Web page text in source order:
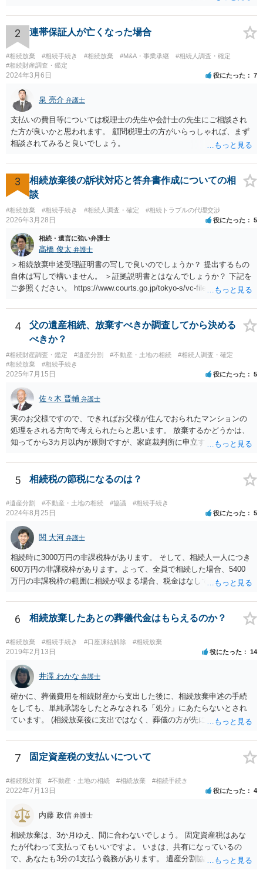
2 連帯保証人が亡くなった場合
#相続放棄 #相続手続き #相続放棄 #M&A・事業承継
#相続人調査・確定
#相続財産調査・鑑定
2024年3月6日 役にたった 7
泉 亮介 弁護士
支払いの費目等については税理士の先生や会計士の先生にご相談され
た方が良いかと思われます。 顧問税理士の方がいらっしゃれば、まず
相談されてみると良いでしょう。
3
相続放棄後の訴状対応と答弁書作成についての相
談
#相続放棄 #相続手続き #相続人調査・確定 #相続トラブルの代理交渉
2026年3月28日 役にたった 5
相続・遺言に強い弁護士
髙橋 俊太 弁護士
＞相続放棄申述受理証明書の写しで良いのでしょうか？ 提出するもの
自体は写しで構いません。 ＞証拠説明書とはなんでしょうか？ 下記を
ご参照ください。 https://www.courts.go.jp/tokyo-s/vc-files/tokyo-s/file/
4
父の遺産相続、放棄すべきか調査してから決める
べきか？
#相続財産調査・鑑定 #遺産分割 #不動産・土地の相続
#相続人調査・確定
#相続放棄
#相続手続き
2025年7月15日 役にたった 5
佐々木 晋輔 弁護士
実のお父様ですので、できればお父様が住んでおられたマンションの
処理をされる方向で考えられたらと思います。 放棄するかどうかは、
知ってから3カ月以内が原則ですが、家庭裁判所に申立すれば3カ月の
放棄するかどうか決めることができます。 銀行やサラ金が数年も放置
することはありませんので、数年後に借金が発見される可能性はほぼ
ありません。 なお、私が扱った相続放棄を検討していた案件で、期間
伸長して調査したところ、サラ金に対する過払金など相当な財産が見
つかったため相続したという事例がありました。
5 相続税の節税になるのは？
#遺産分割 #不動産・土地の相続 #協議 #相続手続き
2024年8月25日 役にたった 5
関 大河 弁護士
相続時に3000万円の非課税枠があります。 そして、相続人一人につき
600万円の非課税枠があります。よって、全員で相続した場合、5400
万円の非課税枠の範囲に相続が収まる場合、税金はなしです。 一人が
範囲となります。 一般的には、全員で相続する方が税金はお得です。
また、全員で相続しても、話し合いの結果、親がすべて相続と決める
こともできます。この場合でも相続の非課税枠は、全員で相続した540
0万円分使えます。 父が亡くなり、母が全部相続すると、母から三人
で相続する際は、4800万円が非課税枠となります。 そうすると、母が
亡くなってから相続すると、両親のどちらかが亡くなってから相続す
るより非課税の枠が減少します。 計画的に相続をするのがおすすめと
いうことになります。これ以外にも気をつける点はあるかもしれませ
んので、一度相談して想定するのがおすすめと思います。
6 相続放棄したあとの葬儀代金はもらえるのか？
#相続放棄 #相続手続き #口座凍結解除 #相続放棄
2019年2月13日 役にたった 14
井澤 わかな 弁護士
確かに、葬儀費用を相続財産から支出した後に、相続放棄申述の手続
をしても、単純承認をしたとみなされる「処分」にあたらないとされ
ています。 (相続放棄後に支出ではなく、葬儀の方が先に来るのが通常
述の手続ということだと思いますが) ただ、葬儀費用ならいくらでもよ
いということではなく、身分相応の、社会的儀式として当然認められ
る程度の金額に留まると考えた方がよいです。 もし、相続人の皆さん
に葬儀費用を支出する経済力がなく、質素な葬儀を行った費用であれ
ば相続財産から支出しても単純承認と認められない可能性が高いの
7 固定資産税の支払いについて
#相続税対策 #不動産・土地の相続 #相続放棄 #相続手続き
2022年7月13日 役にたった 4
内藤 政信 弁護士
相続放棄は、3か月ゆえ、間に合わないでしょう。 固定資産税はあな
たが代わって支払ってもいいですよ。 いまは、共有になっているの
で、あなたも3分の1支払う義務があります。 遺産分割協議をして、不